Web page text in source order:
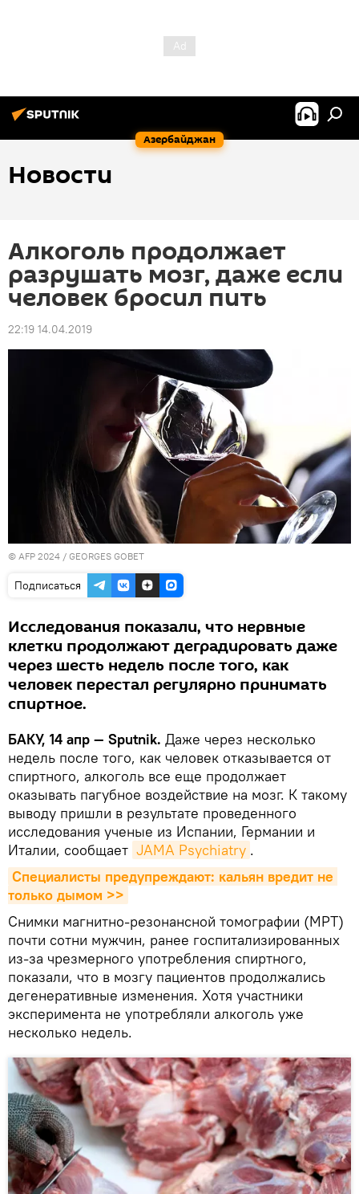
Азербайджан
Новости
Алкоголь продолжает
разрушать мозг, даже если
человек бросил пить
22:19 14.04.2019
© AFP 2024 / GEORGES GOBET
Подписаться
Исследования показали, что нервные
клетки продолжают деградировать даже
через шесть недель после того, как
человек перестал регулярно принимать
спиртное.
БАКУ, 14 апр — Sputnik. Даже через несколько
недель после того, как человек отказывается от
спиртного, алкоголь все еще продолжает
оказывать пагубное воздействие на мозг. К такому
выводу пришли в результате проведенного
исследования ученые из Испании, Германии и
Италии, сообщает JAMA Psychiatry .
Специалисты предупреждают: кальян вредит не
только дымом >>
Снимки магнитно-резонансной томографии (МРТ)
почти сотни мужчин, ранее госпитализированных
из-за чрезмерного употребления спиртного,
показали, что в мозгу пациентов продолжались
дегенеративные изменения. Хотя участники
эксперимента не употребляли алкоголь уже
несколько недель.